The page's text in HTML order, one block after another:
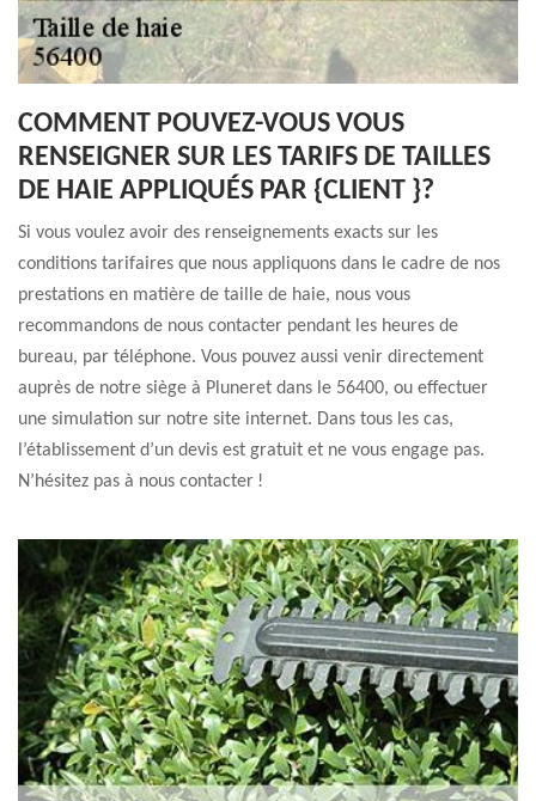
COMMENT POUVEZ-VOUS VOUS
RENSEIGNER SUR LES TARIFS DE TAILLES
DE HAIE APPLIQUÉS PAR {CLIENT }?
Si vous voulez avoir des renseignements exacts sur les
conditions tarifaires que nous appliquons dans le cadre de nos
prestations en matière de taille de haie, nous vous
recommandons de nous contacter pendant les heures de
bureau, par téléphone. Vous pouvez aussi venir directement
auprès de notre siège à Pluneret dans le 56400, ou effectuer
une simulation sur notre site internet. Dans tous les cas,
l’établissement d’un devis est gratuit et ne vous engage pas.
N’hésitez pas à nous contacter !